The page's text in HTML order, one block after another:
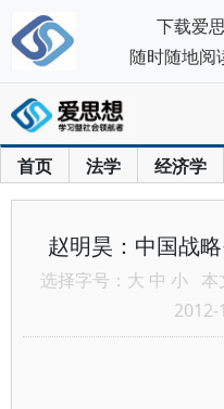
首页 法学 经济学
赵明昊：中国战
选择字号： 大 中 小 本
2012-
下载爱
随时随地阅